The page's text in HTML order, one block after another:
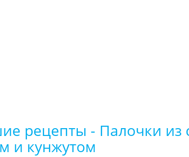
рецепты - Палочки из
и кунжутом